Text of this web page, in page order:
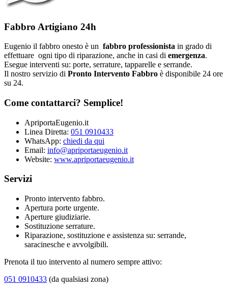
Fabbro Artigiano 24h
Eugenio il fabbro onesto è un fabbro professionista in grado di
effettuare ogni tipo di riparazione, anche in casi di emergenza.
Esegue interventi su: porte, serrature, tapparelle e serrande.
Il nostro servizio di Pronto Intervento Fabbro è disponibile 24 ore
su 24.
Come contattarci? Semplice!
ApriportaEugenio.it
Linea Diretta: 051 0910433
WhatsApp: chiedi da qui
Email: info@apriportaeugenio.it
Website: www.apriportaeugenio.it
Servizi
Pronto intervento fabbro.
Apertura porte urgente.
Aperture giudiziarie.
Sostituzione serrature.
Riparazione, sostituzione e assistenza su: serrande,
saracinesche e avvolgibili.
Prenota il tuo intervento al numero sempre attivo:
051 0910433 (da qualsiasi zona)